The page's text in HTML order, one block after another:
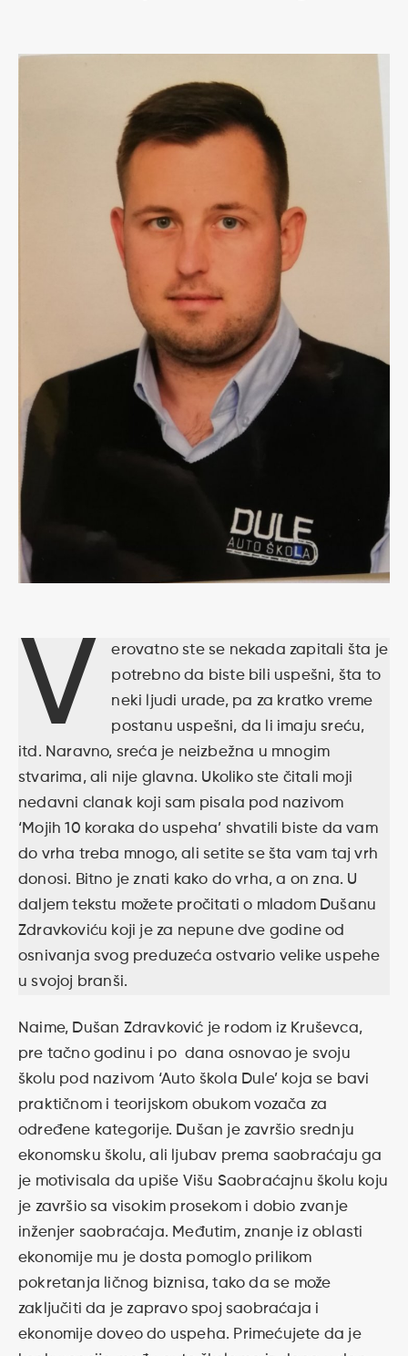
V
erovatno ste se nekada zapitali šta je
potrebno da biste bili uspešni, šta to
neki ljudi urade, pa za kratko vreme
postanu uspešni, da li imaju sreću,
itd. Naravno, sreća je neizbežna u mnogim
stvarima, ali nije glavna. Ukoliko ste čitali moji
nedavni clanak koji sam pisala pod nazivom
‘Mojih 10 koraka do uspeha’ shvatili biste da vam
do vrha treba mnogo, ali setite se šta vam taj vrh
donosi. Bitno je znati kako do vrha, a on zna. U
daljem tekstu možete pročitati o mladom Dušanu
Zdravkoviću koji je za nepune dve godine od
osnivanja svog preduzeća ostvario velike uspehe
u svojoj branši.
Naime, Dušan Zdravković je rodom iz Kruševca,
pre tačno godinu i po dana osnovao je svoju
školu pod nazivom ‘Auto škola Dule’ koja se bavi
praktičnom i teorijskom obukom vozača za
određene kategorije. Dušan je završio srednju
ekonomsku školu, ali ljubav prema saobraćaju ga
je motivisala da upiše Višu Saobraćajnu školu koju
je završio sa visokim prosekom i dobio zvanje
inženjer saobraćaja. Međutim, znanje iz oblasti
ekonomije mu je dosta pomoglo prilikom
pokretanja ličnog biznisa, tako da se može
zaključiti da je zapravo spoj saobraćaja i
ekonomije doveo do uspeha. Primećujete da je